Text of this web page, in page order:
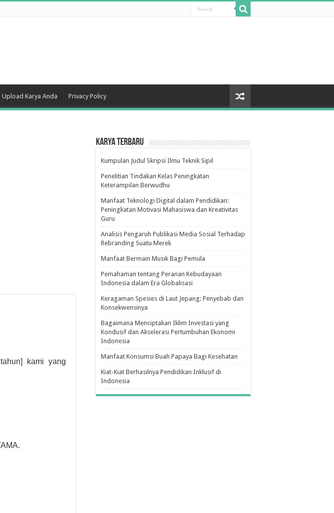
Upload Karya Anda Privacy Policy
kami yang
Karya Terbaru
Kumpulan Judul Skripsi Ilmu Teknik Sipil
Penelitian Tindakan Kelas Peningkatan
Keterampilan Berwudhu
Manfaat Teknologi Digital dalam Pendidikan:
Peningkatan Motivasi Mahasiswa dan Kreativitas
Guru
Analisis Pengaruh Publikasi Media Sosial Terhadap
Rebranding Suatu Merek
Manfaat Bermain Musik Bagi Pemula
Pemahaman tentang Peranan Kebudayaan
Indonesia dalam Era Globalisasi
Keragaman Spesies di Laut Jepang: Penyebab dan
Konsekwensinya
Bagaimana Menciptakan Iklim Investasi yang
Kondusif dan Akselerasi Pertumbuhan Ekonomi
Indonesia
Manfaat Konsumsi Buah Papaya Bagi Kesehatan
Kiat-Kiat Berhasilnya Pendidikan Inklusif di
Indonesia